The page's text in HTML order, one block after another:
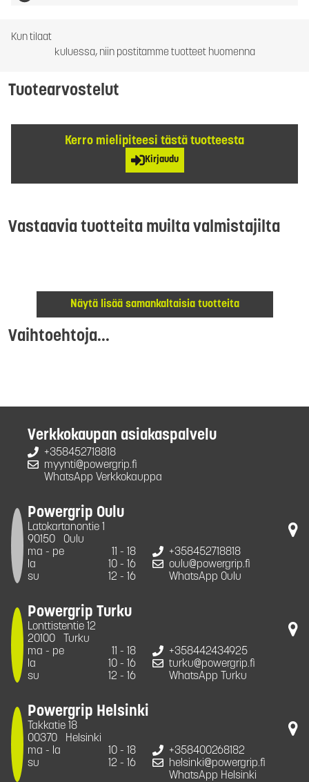
Kun tilaat
kuluessa, niin postitamme tuotteet huomenna
Tuotearvostelut
Kerro mielipiteesi tästä tuotteesta
Kirjaudu
Vastaavia tuotteita muilta valmistajilta
Näytä lisää samankaltaisia tuotteita
Vaihtoehtoja...
Verkkokaupan asiakaspalvelu
+358452718818
myynti@powergrip.fi
WhatsApp Verkkokauppa
Powergrip Oulu
Latokartanontie 1
90150
Oulu
ma - pe
11 - 18
la
10 - 16
su
12 - 16
+358452718818
oulu@powergrip.fi
WhatsApp Oulu
Powergrip Turku
Lonttistentie 12
20100
Turku
ma - pe
11 - 18
la
10 - 16
su
12 - 16
+358442434925
turku@powergrip.fi
WhatsApp Turku
Powergrip Helsinki
Takkatie 18
00370
Helsinki
ma - la
10 - 18
su
12 - 16
+358400268182
helsinki@powergrip.fi
WhatsApp Helsinki